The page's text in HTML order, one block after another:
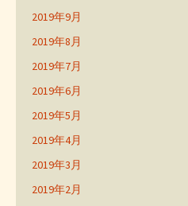
2019年9月
2019年8月
2019年7月
2019年6月
2019年5月
2019年4月
2019年3月
2019年2月